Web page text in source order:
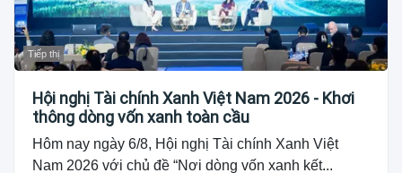
Tiếp thị
Hội nghị Tài chính Xanh Việt Nam 2026 - Khơi
thông dòng vốn xanh toàn cầu
Hôm nay ngày 6/8, Hội nghị Tài chính Xanh Việt
Nam 2026 với chủ đề “Nơi dòng vốn xanh kết...